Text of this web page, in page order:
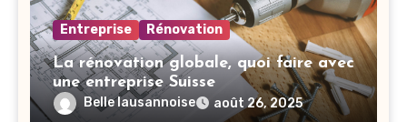
Entreprise Rénovation
La rénovation globale, quoi faire avec
une entreprise Suisse
Belle lausannoise août 26, 2025